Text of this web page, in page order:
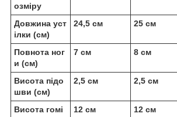
озміру
Довжина уст
ілки (см)
24,5 см 25 см
Повнота ног
и (см)
7 см 8 см
Висота підо
шви (см)
2,5 см 2,5 см
Висота гомі
12 см 12 см